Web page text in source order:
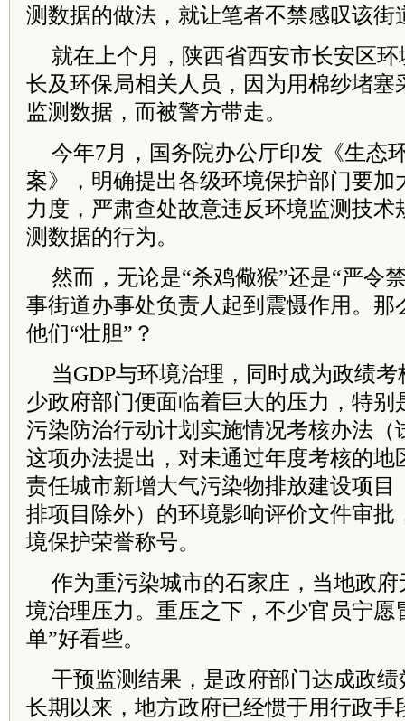
测数据的做法，就让笔者不禁感叹该街
就在上个月，陕西省西安市长安区
长及环保局相关人员，因为用棉纱堵塞
监测数据，而被警方带走。
今年7月，国务院办公厅印发《生态
案》，明确提出各级环境保护部门要加
力度，严肃查处故意违反环境监测技术
测数据的行为。
然而，无论是“杀鸡儆猴”还是“严令
事街道办事处负责人起到震慑作用。那
他们“壮胆”？
当GDP与环境治理，同时成为政绩
少政府部门便面临着巨大的压力，特别
污染防治行动计划实施情况考核办法（
这项办法提出，对未通过年度考核的地
责任城市新增大气污染物排放建设项目
排项目除外）的环境影响评价文件审批
境保护荣誉称号。
作为重污染城市的石家庄，当地政
境治理压力。重压之下，不少官员宁愿
单”好看些。
干预监测结果，是政府部门达成政
长期以来，地方政府已经惯于用行政手